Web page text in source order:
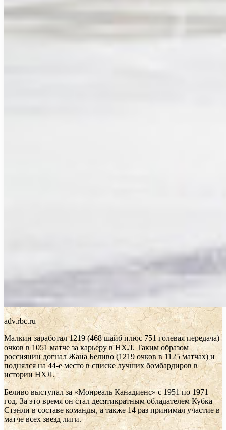
adv.rbc.ru
Малкин заработал 1219 (468 шайб плюс 751 голевая передача)
очков в 1051 матче за карьеру в НХЛ. Таким образом
россиянин догнал Жана Беливо (1219 очков в 1125 матчах) и
поднялся на 44-е место в списке лучших бомбардиров в
истории НХЛ.
Беливо выступал за «Монреаль Канадиенс» с 1951 по 1971
год. За это время он стал десятикратным обладателем Кубка
Стэнли в составе команды, а также 14 раз принимал участие в
матче всех звезд лиги.